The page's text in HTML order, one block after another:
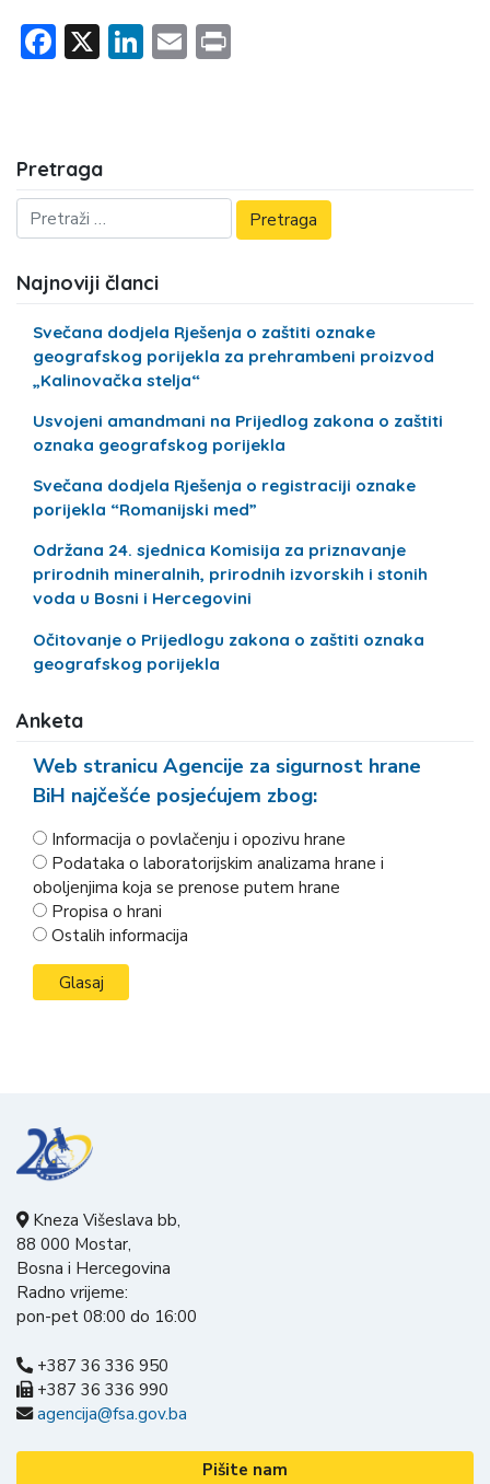
Facebook
X LinkedIn
Email
Pretraga
Najnoviji članci
Svečana dodjela Rješenja o zaštiti oznake
geografskog porijekla za prehrambeni proizvod
„Kalinovačka stelja“
Usvojeni amandmani na Prijedlog zakona o zaštiti
oznaka geografskog porijekla
Svečana dodjela Rješenja o registraciji oznake
porijekla “Romanijski med”
Održana 24. sjednica Komisija za priznavanje
prirodnih mineralnih, prirodnih izvorskih i stonih
voda u Bosni i Hercegovini
Očitovanje o Prijedlogu zakona o zaštiti oznaka
geografskog porijekla
Anketa
Web stranicu Agencije za sigurnost hrane
BiH najčešće posjećujem zbog:
Informacija o povlačenju i opozivu hrane
Podataka o laboratorijskim analizama hrane i
oboljenjima koja se prenose putem hrane
Propisa o hrani
Ostalih informacija
Kneza Višeslava bb,
88 000 Mostar,
Bosna i Hercegovina
Radno vrijeme:
pon-pet 08:00 do 16:00
+387 36 336 950
+387 36 336 990
agencija@fsa.gov.ba
Pišite nam